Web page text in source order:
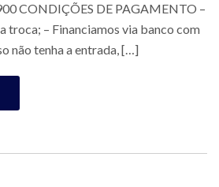
CONDIÇÕES DE PAGAMENTO –
troca; – Financiamos via banco com
não tenha a entrada, […]